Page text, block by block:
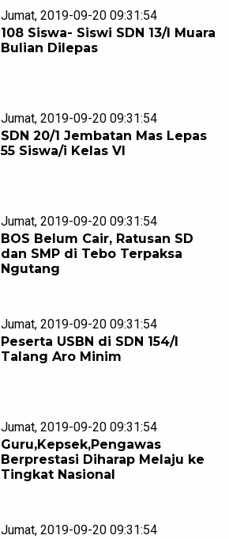
Jumat, 2019-09-20 09:31:54
108 Siswa- Siswi SDN 13/I Muara
Bulian Dilepas
Jumat, 2019-09-20 09:31:54
SDN 20/1 Jembatan Mas Lepas
55 Siswa/i Kelas VI
Jumat, 2019-09-20 09:31:54
BOS Belum Cair, Ratusan SD
dan SMP di Tebo Terpaksa
Ngutang
Jumat, 2019-09-20 09:31:54
Peserta USBN di SDN 154/I
Talang Aro Minim
Jumat, 2019-09-20 09:31:54
Guru,Kepsek,Pengawas
Berprestasi Diharap Melaju ke
Tingkat Nasional
Jumat, 2019-09-20 09:31:54